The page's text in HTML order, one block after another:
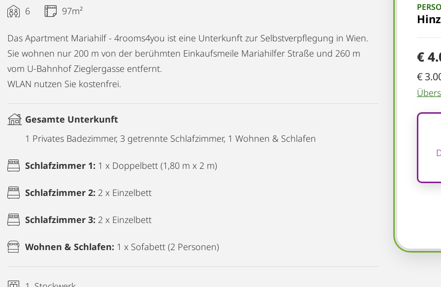
€
€
6 97m²
Das Apartment Mariahilf - 4rooms4you ist eine Unterkunft zur Selbstverpflegung in Wien.
Sie wohnen nur 200 m von der berühmten Einkaufsmeile Mariahilfer Straße und 260 m
vom U-Bahnhof Zieglergasse entfernt.
WLAN nutzen Sie kostenfrei.
Gesamte Unterkunft
1 Privates Badezimmer, 3 getrennte Schlafzimmer, 1 Wohnen & Schlafen
Schlafzimmer 1: 1 x Doppelbett (1,80 m x 2 m)
Schlafzimmer 2: 2 x Einzelbett
Schlafzimmer 3: 2 x Einzelbett
Wohnen & Schlafen: 1 x Sofabett (2 Personen)